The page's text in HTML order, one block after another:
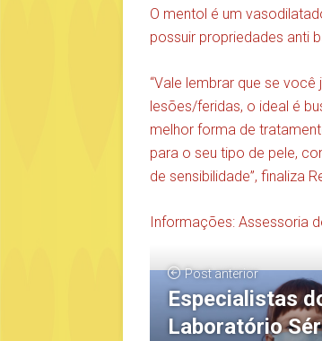
O mentol é um
possuir propriedades anti
“Vale lembrar que se
lesões/feridas, o ideal é
melhor forma de
para o seu tipo de pele,
de sensibilidade”, finaliza
Informações: Assessoria
Post anterior
Especialistas
Laboratório